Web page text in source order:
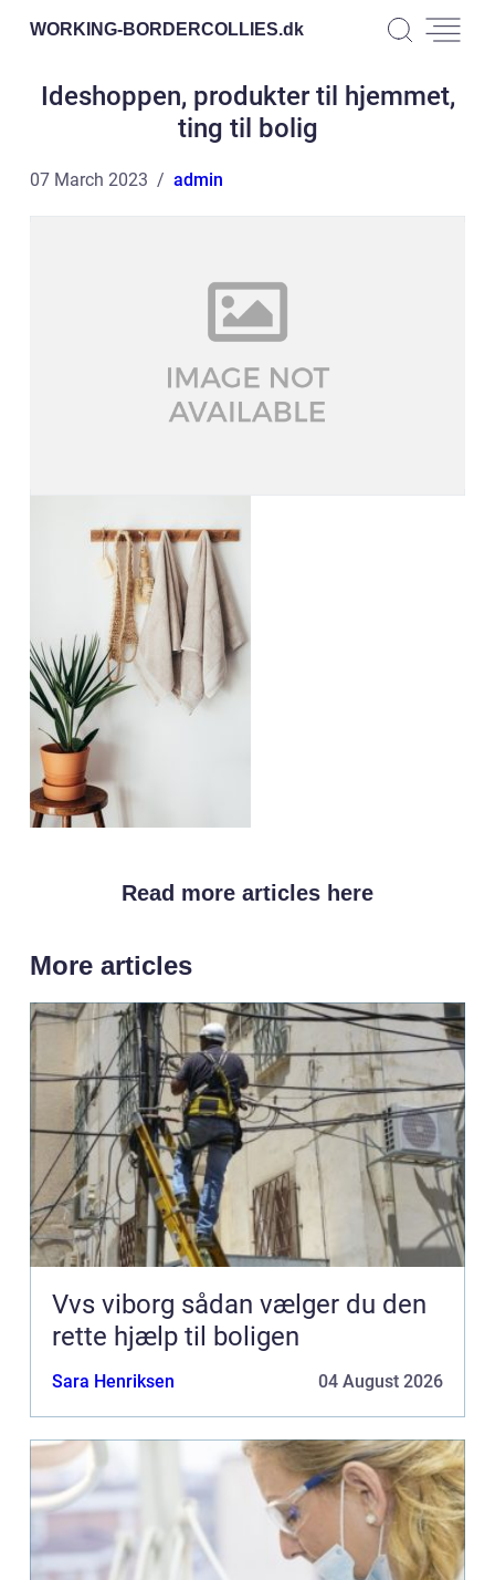
WORKING-BORDERCOLLIES.dk
Ideshoppen, produkter til hjemmet,
ting til bolig
07 March 2023 admin
Read more articles here
More articles
Vvs viborg sådan vælger du den
rette hjælp til boligen
Sara Henriksen 04 August 2026